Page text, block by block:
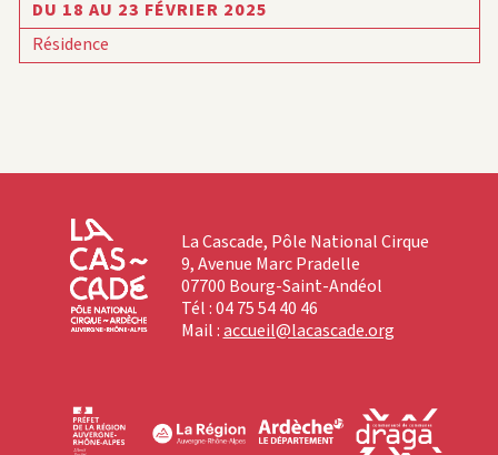
DU 18 AU 23 FÉVRIER 2025
Résidence
La Cascade, Pôle National Cirque
9, Avenue Marc Pradelle
07700 Bourg-Saint-Andéol
Tél : 04 75 54 40 46
Mail :accueil@lacascade.org